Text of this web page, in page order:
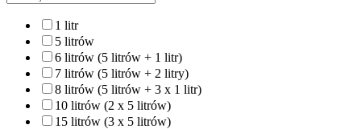
1 litr
5 litrów
6 litrów (5 litrów + 1 litr)
7 litrów (5 litrów + 2 litry)
8 litrów (5 litrów + 3 x 1 litr)
10 litrów (2 x 5 litrów)
15 litrów (3 x 5 litrów)